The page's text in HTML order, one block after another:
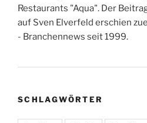
Restaurants "Aqua". Der
auf Sven Elverfeld erschien
- Branchennews seit 1999.
SCHLAGWÖRTER